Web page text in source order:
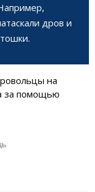
дров и
на
за помощью